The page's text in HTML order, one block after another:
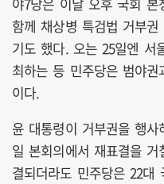
함께 채상병 특검법 거부
기도 했다. 오는 25일엔 서
최하는 등 민주당은 범야권
이다.
윤 대통령이 거부권을 행
일 본회의에서 재표결을
결되더라도 민주당은 22